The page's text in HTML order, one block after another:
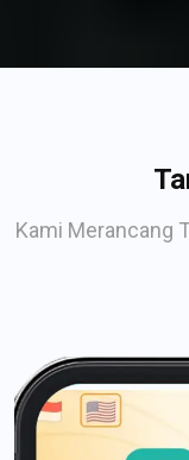
Kami Merancang